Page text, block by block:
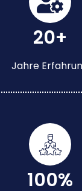
20+
Jahre
100%